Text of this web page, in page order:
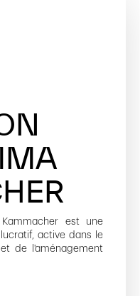
est une
active dans le
de l'aménagement